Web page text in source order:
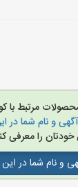
مرتبط با
و نام شما در
را معرفی
و نام شما در